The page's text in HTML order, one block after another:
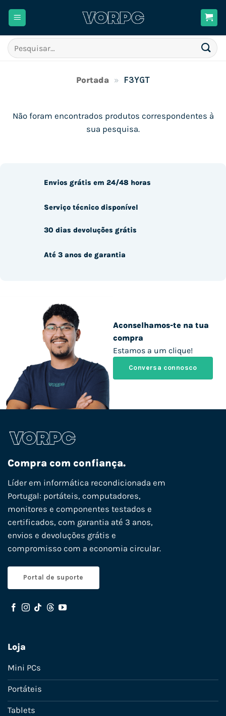
Pesquisar
por:
Portada » F3YGT
Não foram encontrados produtos correspondentes à
sua pesquisa.
Aconselhamos-te na tua
compra
Estamos a um clique!
Conversa connosco
Envios grátis em 24/48 horas
Serviço técnico disponível
30 dias devoluções grátis
Até 3 anos de garantia
Compra com confiança.
Líder em informática recondicionada em
Portugal: portáteis, computadores,
monitores e componentes testados e
certificados, com garantia até 3 anos,
envios e devoluções grátis e
compromisso com a economia circular.
Portal de suporte
Loja
Mini PCs
Portáteis
Tablets